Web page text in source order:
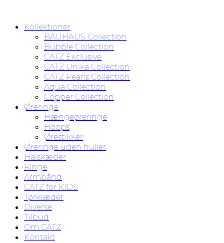
Kollektioner
BAUHAUS Collection
Bubble Collection
CATZ Exclusive
CATZ Unika Collection
CATZ Pearls Collection
Aqua Collection
Copper Collection
Øreringe
Hængeøreringe
Hoops
Ørestikker
Øreringe uden huller
Halskæder
Ringe
Armbånd
CATZ for KIDS
Tørklæder
Diverse
Tilbud
Om CATZ
Kontakt